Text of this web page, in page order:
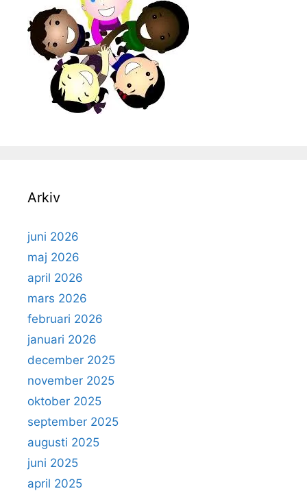
Arkiv
juni 2026
maj 2026
april 2026
mars 2026
februari 2026
januari 2026
december 2025
november 2025
oktober 2025
september 2025
augusti 2025
juni 2025
april 2025